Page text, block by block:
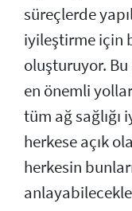
süreçlerde
iyileştirme için
oluşturuyor. Bu
en önemli
tüm ağ
herkese açık
herkesin